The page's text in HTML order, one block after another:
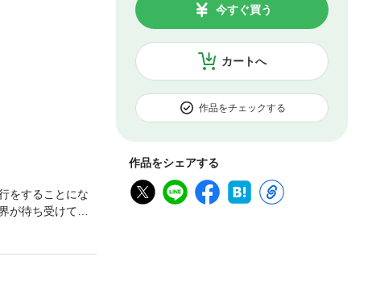
カートへ
今すぐ買う
作品をチェックする
作品をシェアする
をすることにな
が待ち受けてい